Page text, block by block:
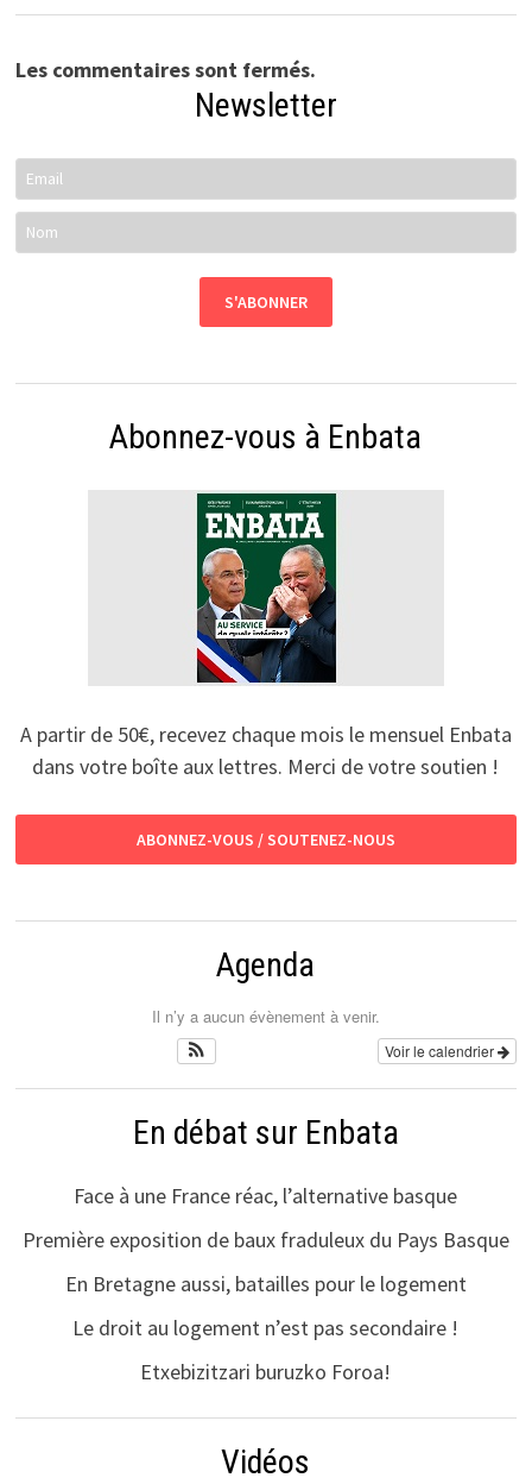
Les commentaires sont fermés.
Newsletter
Abonnez-vous à Enbata
A partir de 50€, recevez chaque mois le mensuel Enbata
dans votre boîte aux lettres. Merci de votre soutien !
ABONNEZ-VOUS / SOUTENEZ-NOUS
Agenda
Il n’y a aucun évènement à venir.
Voir le calendrier
En débat sur Enbata
Face à une France réac, l’alternative basque
Première exposition de baux fraduleux du Pays Basque
En Bretagne aussi, batailles pour le logement
Le droit au logement n’est pas secondaire !
Etxebizitzari buruzko Foroa!
Vidéos